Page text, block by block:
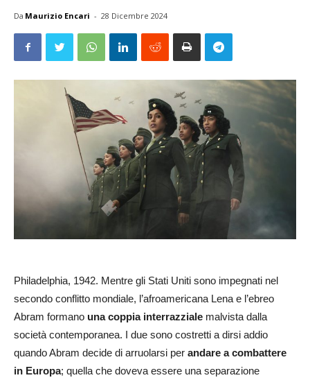
Da Maurizio Encari - 28 Dicembre 2024
Philadelphia, 1942. Mentre gli Stati Uniti sono impegnati nel
secondo conflitto mondiale, l’afroamericana Lena e l’ebreo
Abram formano una coppia interrazziale malvista dalla
società contemporanea. I due sono costretti a dirsi addio
quando Abram decide di arruolarsi per andare a combattere
in Europa; quella che doveva essere una separazione